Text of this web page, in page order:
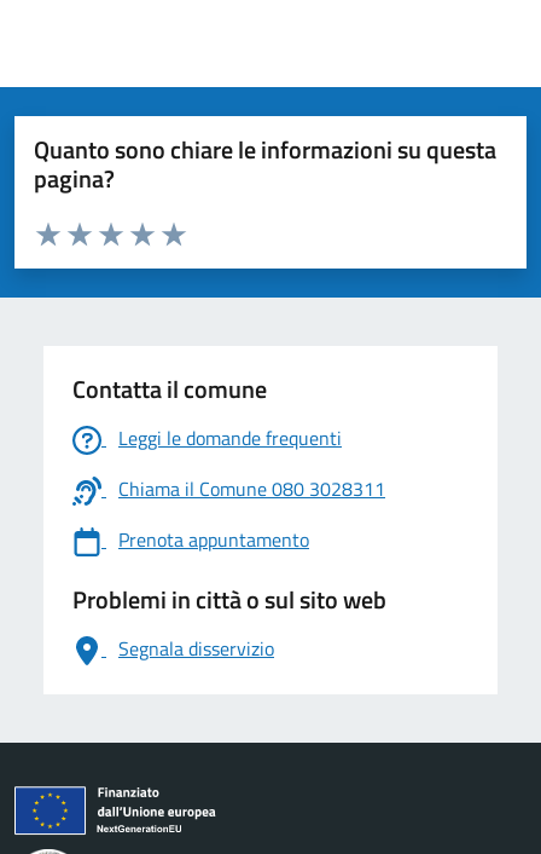
Quanto sono chiare le informazioni su questa
pagina?
Valuta da 1 a 5 stelle la pagina
Valuta 5 stelle su 5
Valuta 4 stelle su 5
Valuta 3 stelle su 5
Valuta 2 stelle su 5
Valuta 1 stelle su 5
Contatta il comune
Leggi le domande frequenti
Chiama il Comune 080 3028311
Prenota appuntamento
Problemi in città o sul sito web
Segnala disservizio
logo Unione Europea